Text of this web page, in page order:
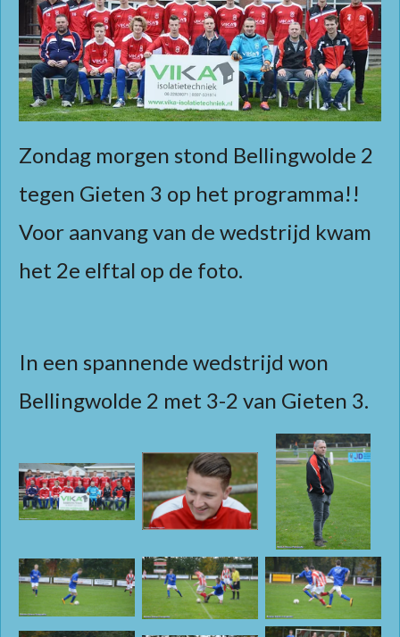
Zondag morgen stond Bellingwolde 2
tegen Gieten 3 op het programma!!
Voor aanvang van de wedstrijd kwam
het 2e elftal op de foto.
In een spannende wedstrijd won
Bellingwolde 2 met 3-2 van Gieten 3.